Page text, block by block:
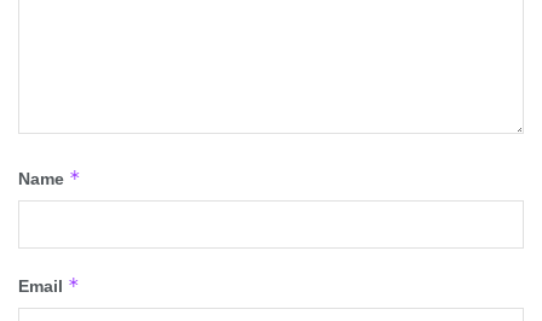
Name *
Email *